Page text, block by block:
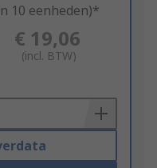
10 eenheden)*
€ 19,06
(incl. BTW)